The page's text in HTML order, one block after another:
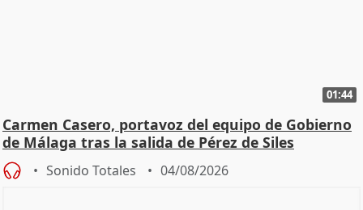
01:44
Carmen Casero, portavoz del equipo de Gobierno
de Málaga tras la salida de Pérez de Siles
Sonido Totales 04/08/2026